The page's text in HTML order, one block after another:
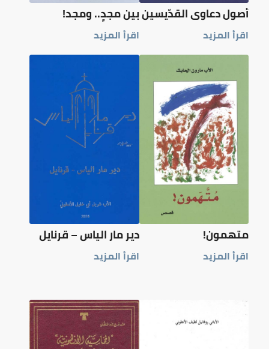
أصول دعاوى القدّيسين
اقرأ المزيد
بين مجدٍ.. ومجد!
اقرأ المزيد
متهمون!
اقرأ المزيد
دير مار الياس – قرنايل
اقرأ المزيد